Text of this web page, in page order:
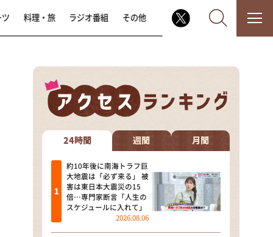
なるみ・岡村の過ぎるTV
相席食堂
これ余談なんですけど・・・
～人生密着トークバラエティ！
～ やすとものいたって真剣です
探偵！ナイトスクープ
料理・旅 ラジオ番組 その他
24時間 週間 月間
約10年後に南海トラフ巨
大地震は「必ず来る」 被
害は東日本大震災の15
倍…専門家断言「人生の
スケジュールに入れて」
2026.08.06